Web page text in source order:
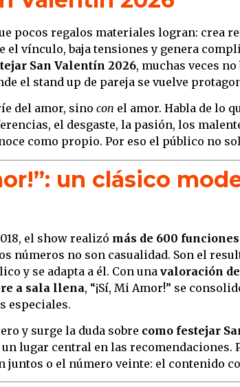
pocos regalos materiales logran: crea
el vínculo, baja tensiones y genera
San Valentín 2026, muchas veces
el stand up de pareja se vuelve
del amor, sino con el amor. Habla de lo
el desgaste, la pasión, los
como propio. Por eso el público no
un clásico
el show realizó más de 600 funciones
números no son casualidad. Son el
y se adapta a él. Con una valoración
a sala llena, “¡Sí, Mi Amor!” se
especiales.
y surge la duda sobre como festejar
lugar central en las recomendaciones.
juntos o el número veinte: el contenido